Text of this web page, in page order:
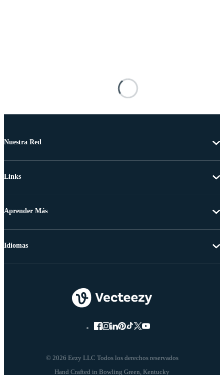
Nuestra Red
Links
Aprender Más
© 2026 Eezy LLC Todos los derechos reservados
Idiomas